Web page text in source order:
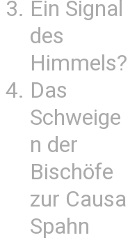
Ein Signal
des
Himmels?
Das
Schweige
n der
Bischöfe
zur Causa
Spahn